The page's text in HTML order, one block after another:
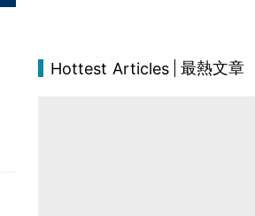
Hottest Articles 最熱文章